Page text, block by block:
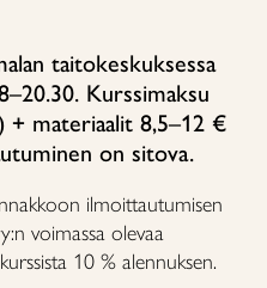
taitokeskuksessa
Kurssimaksu
+ materiaalit 8,5–12 €
on sitova.
ilmoittautumisen
voimassa olevaa
10 % alennuksen.